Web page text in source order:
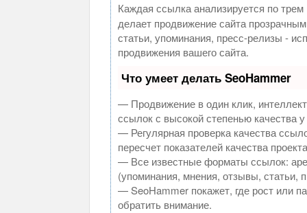
Каждая ссылка анализируется по
делает продвижение сайта
статьи, упоминания, пресс-релизы -
продвижения вашего сайта.
Что умеет делать SeoHammer
— Продвижение в один клик,
ссылок с высокой степенью качества
— Регулярная проверка качества
пересчет показателей качества
— Все известные форматы ссылок:
(упоминания, мнения, отзывы, статьи,
— SeoHammer покажет, где рост или
обратить внимание.